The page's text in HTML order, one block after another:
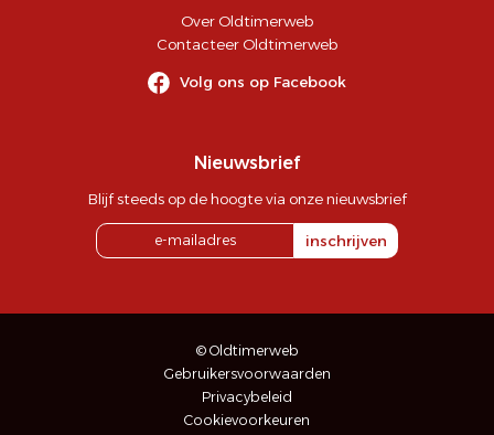
Over Oldtimerweb
Contacteer Oldtimerweb
Volg ons op Facebook
Nieuwsbrief
Blijf steeds op de hoogte via onze nieuwsbrief
inschrijven
© Oldtimerweb
Gebruikersvoorwaarden
Privacybeleid
Cookievoorkeuren